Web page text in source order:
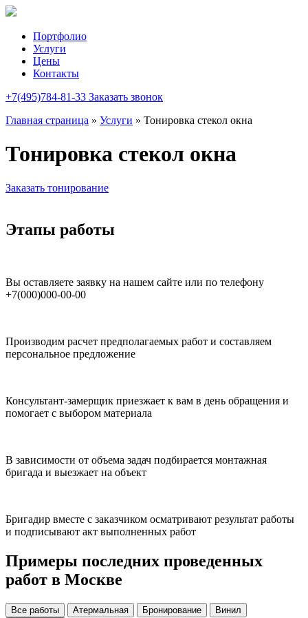
Портфолио
Услуги
Цены
Контакты
+7(495)784-81-33 Заказать звонок
Главная страница » Услуги » Тонировка стекол окна
Тонировка стекол окна
Заказать тонирование
Этапы работы
Вы оставляете заявку на нашем сайте или по телефону
+7(000)000-00-00
Производим расчет предполагаемых работ и составляем
персональное предложение
Консультант-замерщик приезжает к вам в день обращения и
помогает с выбором материала
В зависимости от объема задач подбирается монтажная
бригада и выезжает на объект
Бригадир вместе с заказчиком осматривают результат работы
и подписывают акт выполненных работ
Примеры последних проведенных
работ в Москве
Все работы Атермальная Бронирование
Винил